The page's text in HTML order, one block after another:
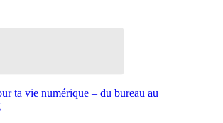
ta vie numérique – du bureau au